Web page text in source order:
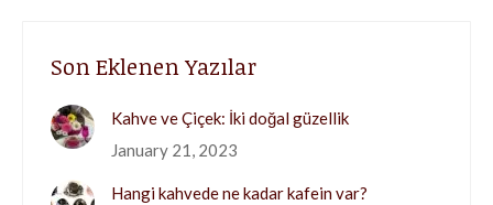
Son Eklenen Yazılar
Kahve ve Çiçek: İki doğal güzellik
January 21, 2023
Hangi kahvede ne kadar kafein var?